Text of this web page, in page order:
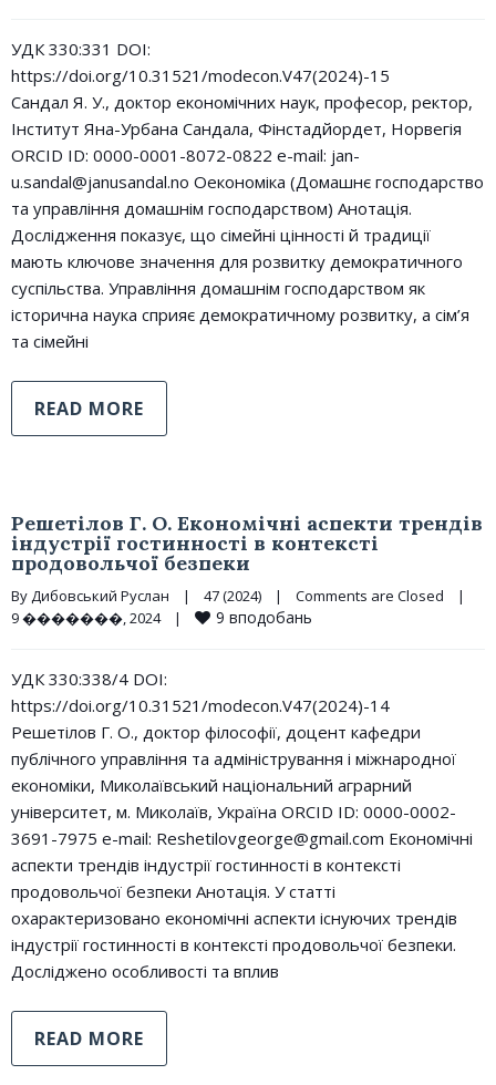
УДК 330:331 DOI:
https://doi.org/10.31521/modecon.V47(2024)-15
Сандал Я. У., доктор економічних наук, професор, ректор,
Інститут Яна-Урбана Сандала, Фінстадйордет, Норвегія
ORCID ID: 0000-0001-8072-0822 e-mail: jan-
u.sandal@janusandal.no Оекономіка (Домашнє господарство
та управління домашнім господарством) Анотація.
Дослідження показує, що сімейні цінності й традиції
мають ключове значення для розвитку демократичного
суспільства. Управління домашнім господарством як
історична наука сприяє демократичному розвитку, а сім’я
та сімейні
READ MORE
Решетілов Г. О. Економічні аспекти трендів
індустрії гостинності в контексті
продовольчої безпеки
By Дибовський Руслан | 47 (2024) | Comments are Closed
|
9 �������, 2024
| 9 вподобань
УДК 330:338/4 DOI:
https://doi.org/10.31521/modecon.V47(2024)-14
Решетілов Г. О., доктор філософії, доцент кафедри
публічного управління та адміністрування і міжнародної
економіки, Миколаївський національний аграрний
університет, м. Миколаїв, Україна ORCID ID: 0000-0002-
3691-7975 e-mail: Reshetilovgeorge@gmail.com Економічні
аспекти трендів індустрії гостинності в контексті
продовольчої безпеки Анотація. У статті
охарактеризовано економічні аспекти існуючих трендів
індустрії гостинності в контексті продовольчої безпеки.
Досліджено особливості та вплив
READ MORE